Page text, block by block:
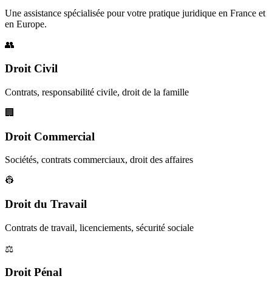
Une assistance spécialisée pour votre pratique juridique en France et
en Europe.
👥
Droit Civil
Contrats, responsabilité civile, droit de la famille
🏢
Droit Commercial
Sociétés, contrats commerciaux, droit des affaires
👷
Droit du Travail
Contrats de travail, licenciements, sécurité sociale
⚖️
Droit Pénal